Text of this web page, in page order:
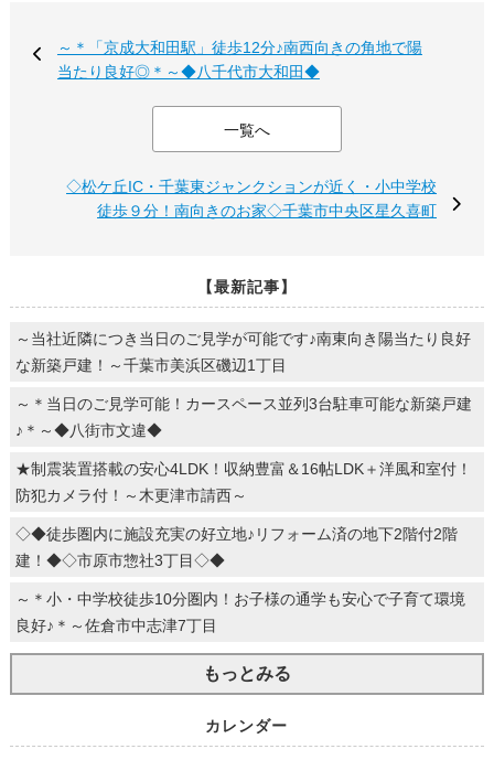
～＊「京成大和田駅」徒歩12分♪南西向きの角地で陽
当たり良好◎＊～◆八千代市大和田◆
一覧へ
◇松ケ丘IC・千葉東ジャンクションが近く・小中学校
徒歩９分！南向きのお家◇千葉市中央区星久喜町
【最新記事】
～当社近隣につき当日のご見学が可能です♪南東向き陽当たり良好
な新築戸建！～千葉市美浜区磯辺1丁目
～＊当日のご見学可能！カースペース並列3台駐車可能な新築戸建
♪＊～◆八街市文違◆
★制震装置搭載の安心4LDK！収納豊富＆16帖LDK＋洋風和室付！
防犯カメラ付！～木更津市請西～
◇◆徒歩圏内に施設充実の好立地♪リフォーム済の地下2階付2階
建！◆◇市原市惣社3丁目◇◆
～＊小・中学校徒歩10分圏内！お子様の通学も安心で子育て環境
良好♪＊～佐倉市中志津7丁目
もっとみる
カレンダー